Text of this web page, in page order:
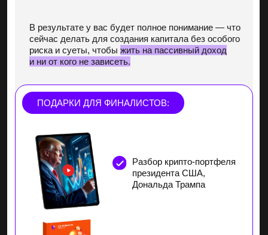
Окончил МГУ по программе
«Криптоэкономика и технология
блокчейн»
Обучил 8000 человек
Дипломированный финансовый
2 высших образования, красный диплом
по экономике